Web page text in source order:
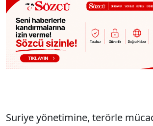
Suriye yönetimine, terörle